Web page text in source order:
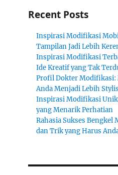
Recent Posts
Inspirasi Modifikasi
Tampilan Jadi Lebih
Inspirasi Modifikasi
Ide Kreatif yang Tak
Profil Dokter Modifikasi:
Anda Menjadi Lebih
Inspirasi Modifikasi
yang Menarik Perhatian
Rahasia Sukses Bengkel
dan Trik yang Harus